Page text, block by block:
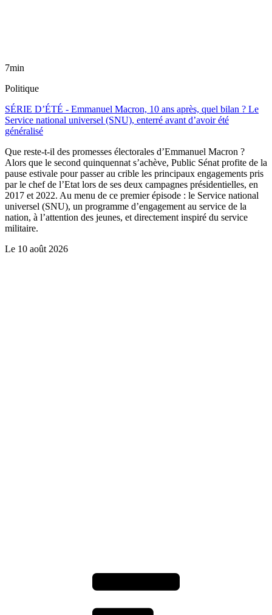
7min
Politique
SÉRIE D’ÉTÉ - Emmanuel Macron, 10 ans après, quel bilan ? Le
Service national universel (SNU), enterré avant d’avoir été
généralisé
Que reste-t-il des promesses électorales d’Emmanuel Macron ?
Alors que le second quinquennat s’achève, Public Sénat profite de la
pause estivale pour passer au crible les principaux engagements pris
par le chef de l’Etat lors de ses deux campagnes présidentielles, en
2017 et 2022. Au menu de ce premier épisode : le Service national
universel (SNU), un programme d’engagement au service de la
nation, à l’attention des jeunes, et directement inspiré du service
militaire.
Le 10 août 2026